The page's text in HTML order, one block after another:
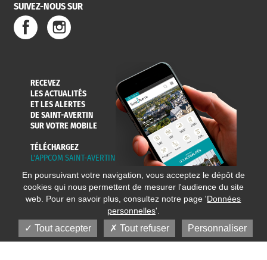
SERVICE
DE L'EAU
SUIVEZ-NOUS SUR
RECEVEZ
LES ACTUALITÉS
ET LES ALERTES
DE SAINT-AVERTIN
SUR VOTRE MOBILE
TÉLÉCHARGEZ
L'APPCOM SAINT-AVERTIN
En poursuivant votre navigation, vous acceptez le dépôt de
cookies qui nous permettent de mesurer l'audience du site
web. Pour en savoir plus, consultez notre page 'Données
personnelles'.
Tout accepter Tout refuser Personnaliser